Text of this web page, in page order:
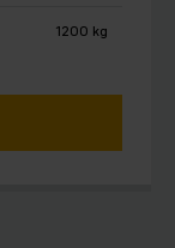
1200 kg